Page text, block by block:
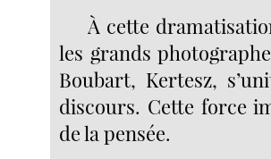
À cette
les grands
Boubart, Kertesz,
discours. Cette force
de la pensée.